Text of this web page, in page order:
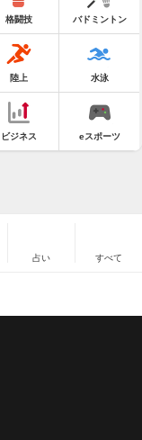
格闘技 バドミントン
陸上 水泳
ビジネス eスポーツ
占い すべて